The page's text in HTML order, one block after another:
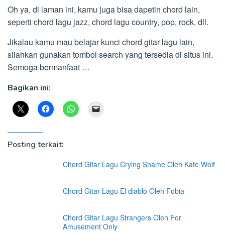
Oh ya, di laman ini, kamu juga bisa dapetin chord lain,
seperti chord lagu jazz, chord lagu country, pop, rock, dll.
Jikalau kamu mau belajar kunci chord gitar lagu lain,
silahkan gunakan tombol search yang tersedia di situs ini.
Semoga bermanfaat …
Bagikan ini:
Posting terkait:
Chord Gitar Lagu Crying Shame Oleh Kate Wolf
Chord Gitar Lagu El diablo Oleh Fobia
Chord Gitar Lagu Strangers Oleh For
Amusement Only